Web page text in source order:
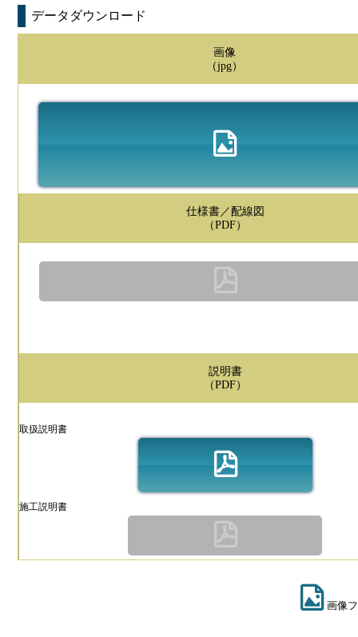
データダウンロード
画像
（jpg）
仕様書／配線図
（PDF）
説明書
（PDF）
取扱説明書
施工説明書
画像